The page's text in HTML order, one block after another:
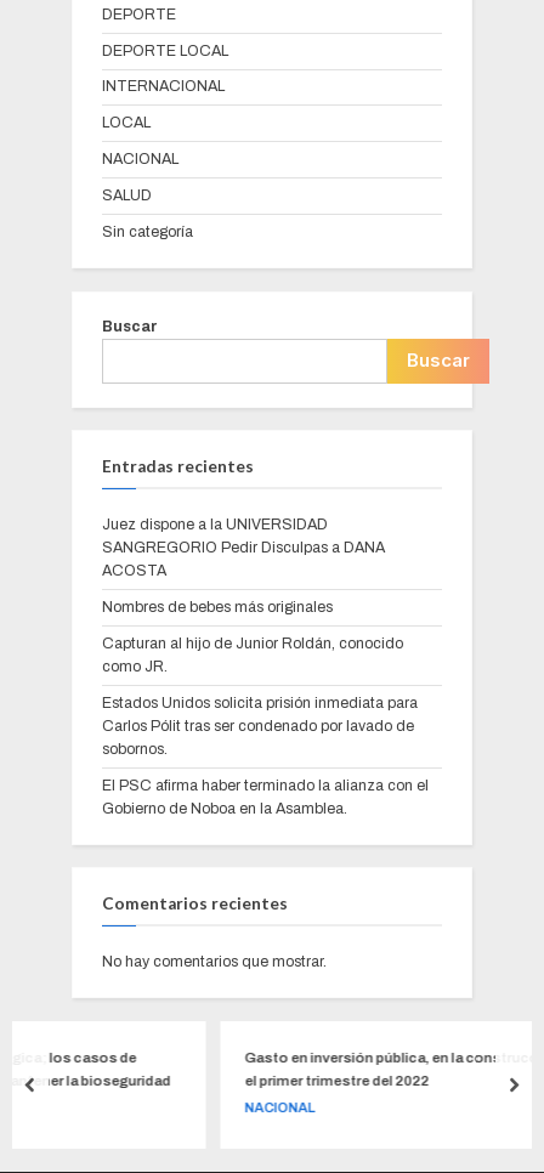
DEPORTE
DEPORTE LOCAL
INTERNACIONAL
LOCAL
NACIONAL
SALUD
Sin categoría
Buscar
Buscar
Entradas recientes
Juez dispone a la UNIVERSIDAD
SANGREGORIO Pedir Disculpas a DANA
ACOSTA
Nombres de bebes más originales
Capturan al hijo de Junior Roldán, conocido
como JR.
Estados Unidos solicita prisión inmediata para
Carlos Pólit tras ser condenado por lavado de
sobornos.
El PSC afirma haber terminado la alianza con el
Gobierno de Noboa en la Asamblea.
Comentarios recientes
No hay comentarios que mostrar.
Gasto en inversión pública, en la construcción, se redujo en
el primer trimestre del 2022